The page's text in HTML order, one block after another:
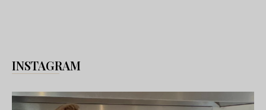
INSTAGRAM